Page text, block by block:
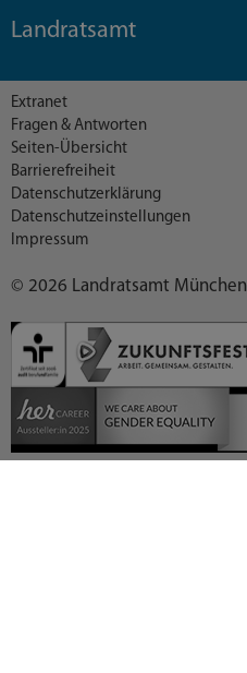
Landratsamt
© 2026 Landratsamt München
Extranet
Fragen & Antworten
Seiten-Übersicht
Barrierefreiheit
Datenschutzerklärung
Datenschutzeinstellungen
Impressum